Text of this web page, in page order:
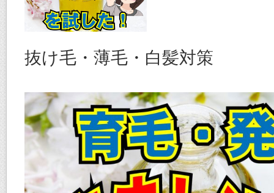
抜け毛・薄毛・白髪対策